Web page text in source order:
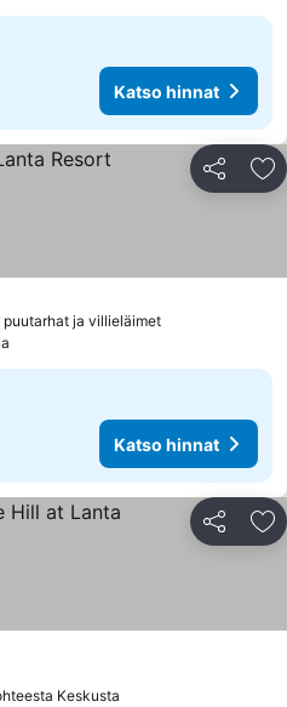
Katso hinnat
Jaa
ja villieläimet
Katso hinnat
Jaa
Keskusta